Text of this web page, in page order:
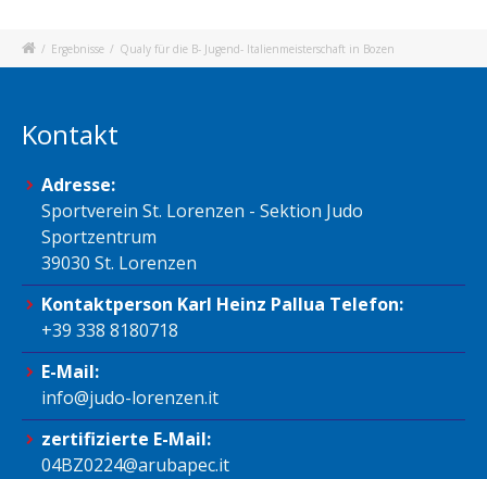
/ Ergebnisse / Qualy für die B- Jugend- Italienmeisterschaft in Bozen
Kontakt
Adresse:
Sportverein St. Lorenzen - Sektion Judo
Sportzentrum
39030 St. Lorenzen
Kontaktperson Karl Heinz Pallua Telefon:
+39 338 8180718
E-Mail:
info@judo-lorenzen.it
zertifizierte E-Mail:
04BZ0224@arubapec.it